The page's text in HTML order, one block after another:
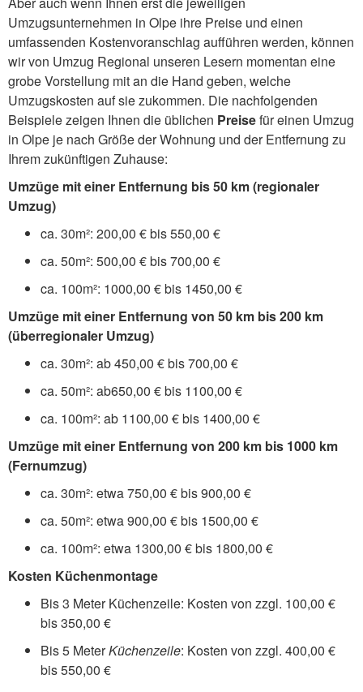
Umzugsunternehmen in Olpe ihre Preise und einen
umfassenden Kostenvoranschlag aufführen werden, können
wir von Umzug Regional unseren Lesern momentan eine
grobe Vorstellung mit an die Hand geben, welche
Umzugskosten auf sie zukommen. Die nachfolgenden
Beispiele zeigen Ihnen die üblichen Preisefür einen Umzug
in Olpe je nach Größe der Wohnung und der Entfernung zu
Ihrem zukünftigen Zuhause:
Umzüge mit einer Entfernung bis 50 km (regionaler
Umzug)
ca. 30m²: 200,00 € bis 550,00 €
ca. 50m²: 500,00 € bis 700,00 €
ca. 100m²: 1000,00 € bis 1450,00 €
Umzüge mit einer Entfernung von 50 km bis 200 km
(überregionaler Umzug)
ca. 30m²: ab 450,00 € bis 700,00 €
ca. 50m²: ab650,00 € bis 1100,00 €
ca. 100m²: ab 1100,00 € bis 1400,00 €
Umzüge mit einer Entfernung von 200 km bis 1000 km
(Fernumzug)
ca. 30m²: etwa 750,00 € bis 900,00 €
ca. 50m²: etwa 900,00 € bis 1500,00 €
ca. 100m²: etwa 1300,00 € bis 1800,00 €
Kosten Küchenmontage
Bis 3 Meter Küchenzeile: Kosten von zzgl. 100,00 €
bis 350,00 €
Bis 5 MeterKüchenzeile: Kosten von zzgl. 400,00 €
bis 550,00 €